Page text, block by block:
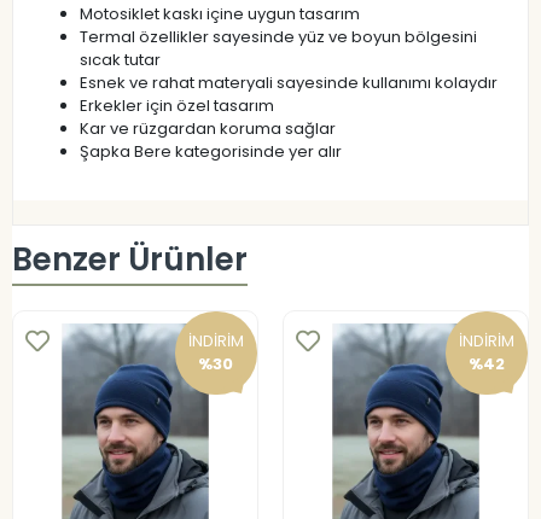
Motosiklet kaskı içine uygun tasarım
Termal özellikler sayesinde yüz ve boyun bölgesini
sıcak tutar
Esnek ve rahat materyali sayesinde kullanımı kolaydır
Erkekler için özel tasarım
Kar ve rüzgardan koruma sağlar
Şapka Bere kategorisinde yer alır
Benzer Ürünler
İNDİRİM
%30
İNDİRİM
%42